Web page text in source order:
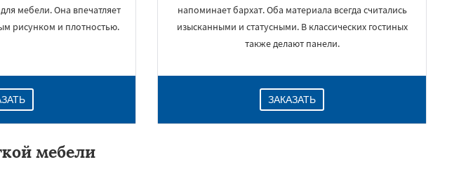
мебели. Она впечатляет
рисунком и плотностью.
напоминает бархат. Оба материала всегда считались
изысканными и статусными. В классических гостиных
также делают панели.
ЗАКАЗАТЬ
мебели